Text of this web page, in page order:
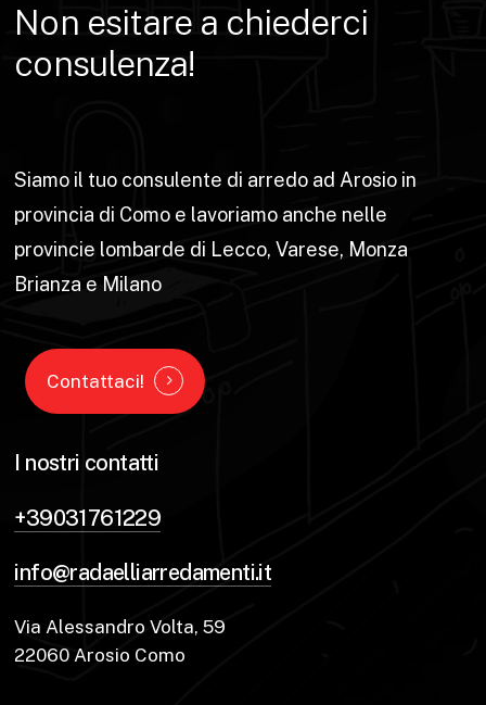
Non esitare a chiederci
consulenza!
Siamo il tuo consulente di arredo ad Arosio in
provincia di Como e lavoriamo anche nelle
provincie lombarde di Lecco, Varese, Monza
Brianza e Milano
Contattaci!
I nostri contatti
+39031761229
info@radaelliarredamenti.it
Via Alessandro Volta, 59
22060 Arosio Como